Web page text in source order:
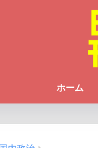
ホーム